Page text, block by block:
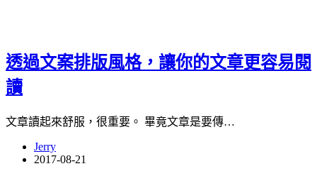
透過文案排版風格，讓你的文章更容易閱
讀
文章讀起來舒服，很重要。 畢竟文章是要傳…
Jerry
2017-08-21